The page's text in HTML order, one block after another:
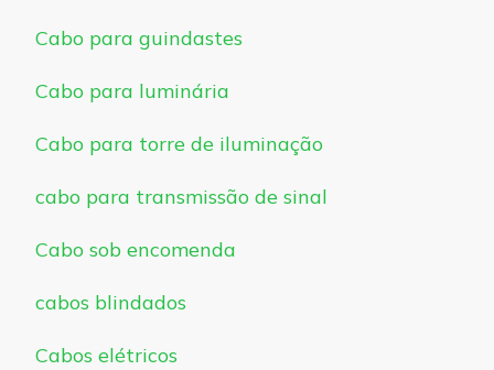
Cabo para guindastes
Cabo para luminária
Cabo para torre de iluminação
cabo para transmissão de sinal
Cabo sob encomenda
cabos blindados
Cabos elétricos